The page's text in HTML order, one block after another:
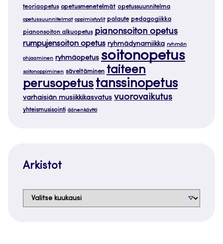
teoriaopetus opetusmenetelmät opetussuunnitelma
opetussuunnitelmat oppimistyylit palaute pedagogiikka
pianonsoiton alkuopetus pianonsoiton opetus
rumpujensoiton opetus ryhmädynamiikka ryhmän
ohjaaminen ryhmäopetus soitonopetus
soitonoppiminen säveltäminen taiteen
perusopetus tanssinopetus
varhaisiän musiikkikasvatus vuorovaikutus
yhteismusisointi äänenkäyttö
Arkistot
Arkistot